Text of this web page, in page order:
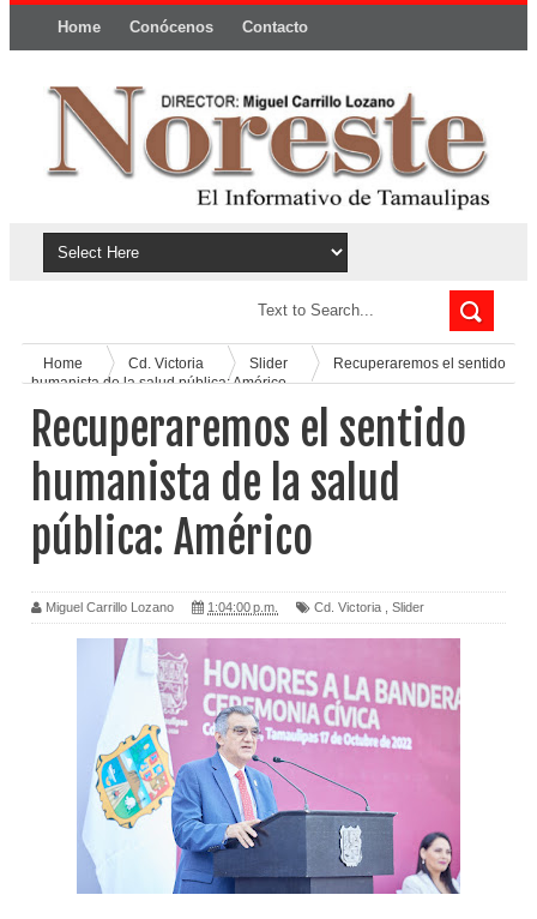
Home Conócenos Contacto
Home Cd. Victoria Slider
Recuperaremos el sentido
humanista de la salud pública: Américo
Recuperaremos el sentido
humanista de la salud
pública: Américo
Miguel Carrillo Lozano 1:04:00 p.m. Cd. Victoria Slider